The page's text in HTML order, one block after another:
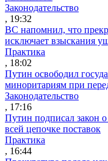
Законодательство
, 19:32
ВС напомнил, что
исключает взыскания
Практика
, 18:02
Путин освободил
миноритариям при
Законодательство
, 17:16
Путин подписал закон
всей цепочке поставок
Практика
, 16:44